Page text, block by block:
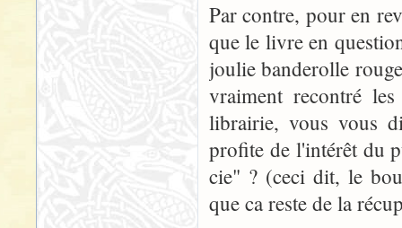
Par contre, pour en
que le livre en
joulie banderolle
vraiment recontré
librairie, vous vous
profite de l'intérêt du
cie" ? (ceci dit, le
que ca reste de la